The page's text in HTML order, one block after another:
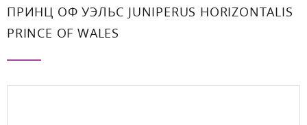
ПРИНЦ ОФ УЭЛЬС JUNIPERUS HORIZONTALIS
PRINCE OF WALES